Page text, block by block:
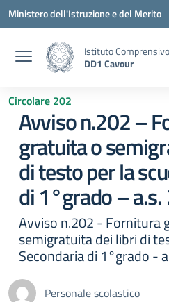
Vai ai contenuti
Vai al menu di navigazione
Vai al footer
Ministero dell'Istruzione e del Merito
Istituto Comprensivo
DD1 Cavour
Circolare 202
Avviso n.202 –
gratuita o
di testo per la
di 1°grado –
Avviso n.202 - Fornitura
semigratuita dei libri di
Secondaria di 1°grado -
Personale scolastico